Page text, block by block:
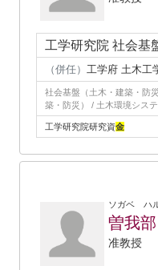
工学研究院 社会基
（併任） 工学府 土木工
社会基盤（土木・建築・防
築・防災） / 土木環境シス
工学研究院研究資金
ソガベ ハ
曽我
准教授